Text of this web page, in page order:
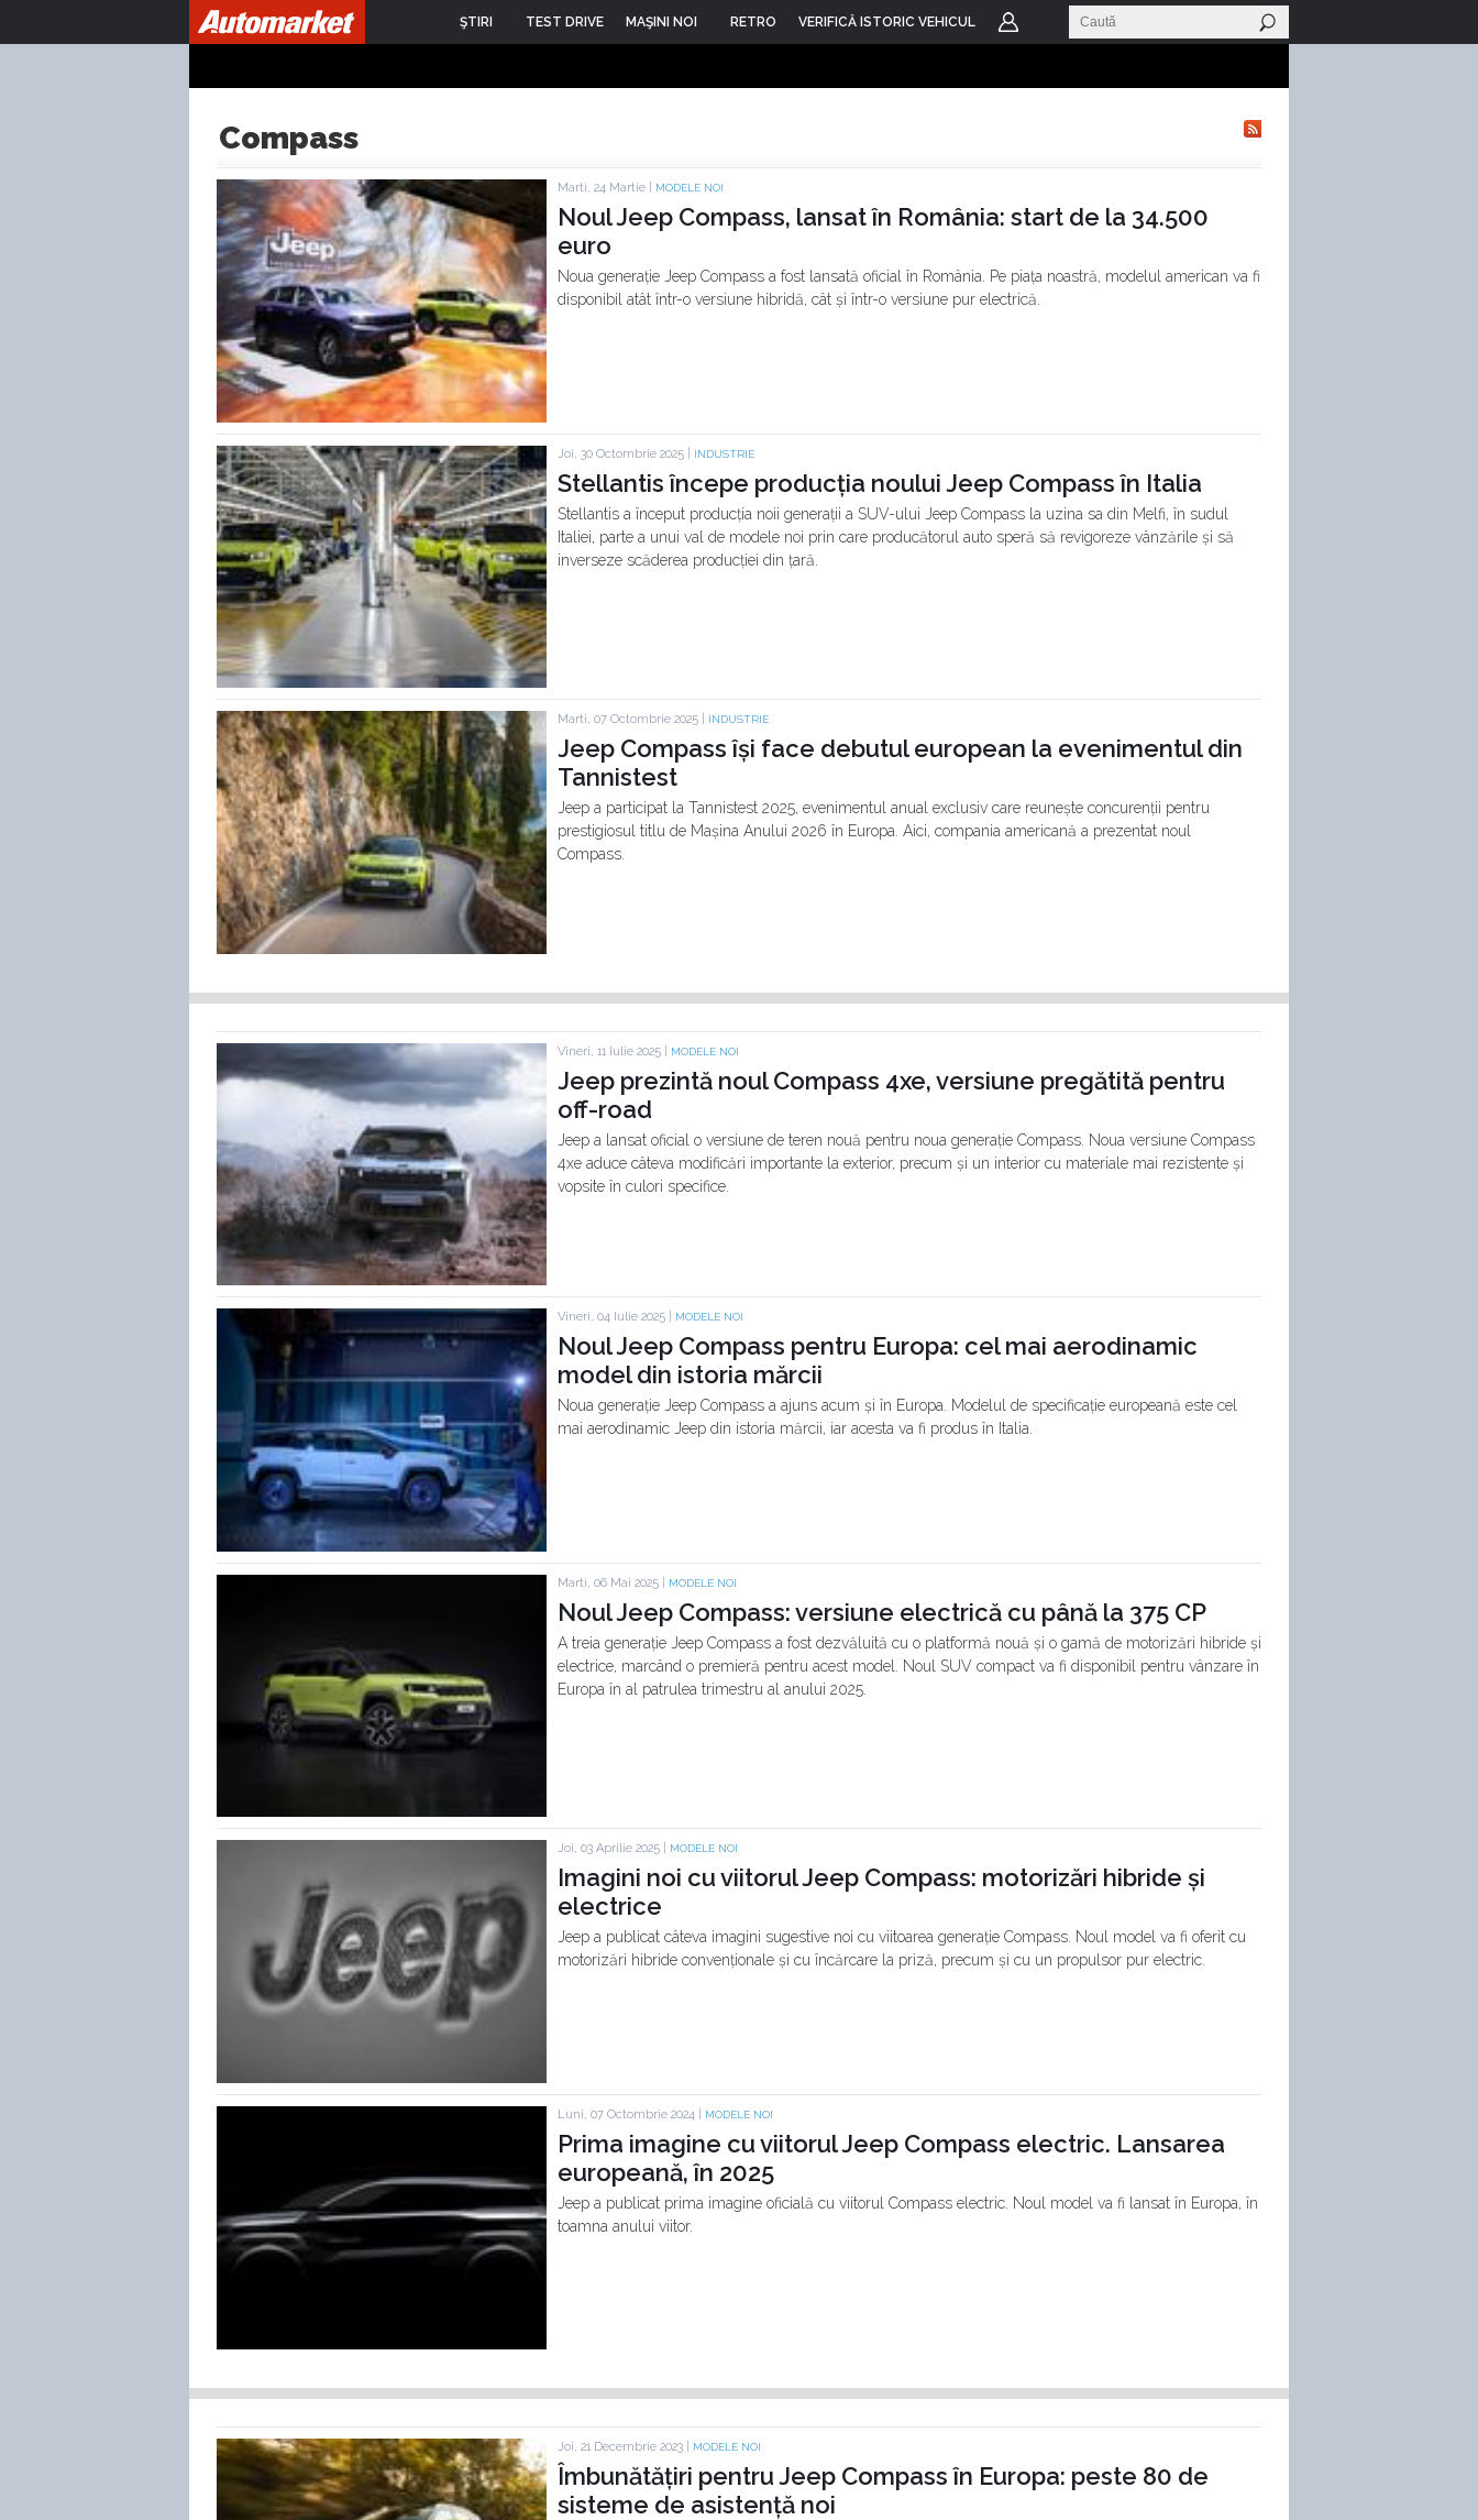
ŞTIRI TEST DRIVE MAŞINI NOI RETRO VERIFICĂ ISTORIC VEHICUL
Compass
Marti, 24 Martie | MODELE NOI
Noul Jeep Compass, lansat în România: start de la 34.500
euro
Noua generație Jeep Compass a fost lansată oficial în România. Pe piața noastră, modelul american va fi
disponibil atât într-o versiune hibridă, cât și într-o versiune pur electrică.
Joi, 30 Octombrie 2025 | INDUSTRIE
Stellantis începe producția noului Jeep Compass în Italia
Stellantis a început producția noii generații a SUV-ului Jeep Compass la uzina sa din Melfi, în sudul
Italiei, parte a unui val de modele noi prin care producătorul auto speră să revigoreze vânzările și să
inverseze scăderea producției din țară.
Marti, 07 Octombrie 2025 | INDUSTRIE
Jeep Compass își face debutul european la evenimentul din
Tannistest
Jeep a participat la Tannistest 2025, evenimentul anual exclusiv care reunește concurenții pentru
prestigiosul titlu de Mașina Anului 2026 în Europa. Aici, compania americană a prezentat noul
Compass.
Vineri, 11 Iulie 2025 | MODELE NOI
Jeep prezintă noul Compass 4xe, versiune pregătită pentru
off-road
Jeep a lansat oficial o versiune de teren nouă pentru noua generație Compass. Noua versiune Compass
4xe aduce câteva modificări importante la exterior, precum și un interior cu materiale mai rezistente și
vopsite în culori specifice.
Vineri, 04 Iulie 2025 | MODELE NOI
Noul Jeep Compass pentru Europa: cel mai aerodinamic
model din istoria mărcii
Noua generație Jeep Compass a ajuns acum și în Europa. Modelul de specificație europeană este cel
mai aerodinamic Jeep din istoria mărcii, iar acesta va fi produs în Italia.
Marti, 06 Mai 2025 | MODELE NOI
Noul Jeep Compass: versiune electrică cu până la 375 CP
A treia generație Jeep Compass a fost dezvăluită cu o platformă nouă și o gamă de motorizări hibride și
electrice, marcând o premieră pentru acest model. Noul SUV compact va fi disponibil pentru vânzare în
Europa în al patrulea trimestru al anului 2025.
Joi, 03 Aprilie 2025 | MODELE NOI
Imagini noi cu viitorul Jeep Compass: motorizări hibride și
electrice
Jeep a publicat câteva imagini sugestive noi cu viitoarea generație Compass. Noul model va fi oferit cu
motorizări hibride convenționale și cu încărcare la priză, precum și cu un propulsor pur electric.
Luni, 07 Octombrie 2024 | MODELE NOI
Prima imagine cu viitorul Jeep Compass electric. Lansarea
europeană, în 2025
Jeep a publicat prima imagine oficială cu viitorul Compass electric. Noul model va fi lansat în Europa, în
toamna anului viitor.
Joi, 21 Decembrie 2023 | MODELE NOI
Îmbunătățiri pentru Jeep Compass în Europa: peste 80 de
sisteme de asistență noi